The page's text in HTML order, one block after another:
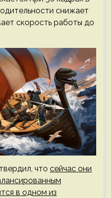
снижает
скорость работы до
что сейчас они
в одном из